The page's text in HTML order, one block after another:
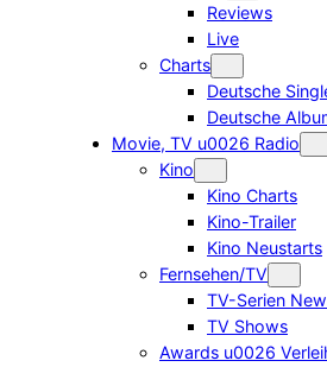
Reviews
Live
Charts
Deutsche
Deutsche
Movie, TV u0026 Radio
Kino
Kino Charts
Kino-Trailer
Kino Neustarts
Fernsehen/TV
TV-Serien
TV Shows
Awards u0026